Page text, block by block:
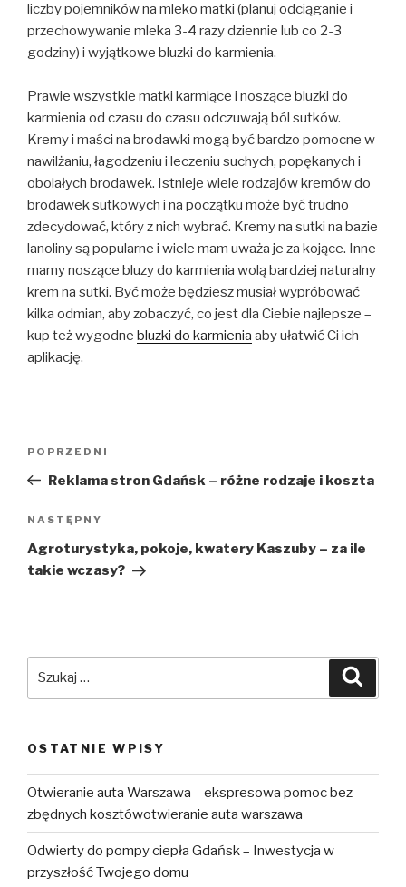
liczby pojemników na mleko matki (planuj odciąganie i
przechowywanie mleka 3-4 razy dziennie lub co 2-3
godziny) i wyjątkowe bluzki do karmienia.
Prawie wszystkie matki karmiące i noszące bluzki do
karmienia od czasu do czasu odczuwają ból sutków.
Kremy i maści na brodawki mogą być bardzo pomocne w
nawilżaniu, łagodzeniu i leczeniu suchych, popękanych i
obolałych brodawek. Istnieje wiele rodzajów kremów do
brodawek sutkowych i na początku może być trudno
zdecydować, który z nich wybrać. Kremy na sutki na bazie
lanoliny są popularne i wiele mam uważa je za kojące. Inne
mamy noszące bluzy do karmienia wolą bardziej naturalny
krem ​​na sutki. Być może będziesz musiał wypróbować
kilka odmian, aby zobaczyć, co jest dla Ciebie najlepsze –
kup też wygodne bluzki do karmienia aby ułatwić Ci ich
aplikację.
Poprzedni
wpis
POPRZEDNI
Reklama stron Gdańsk – różne rodzaje i koszta
Następny
wpis
NASTĘPNY
Agroturystyka, pokoje, kwatery Kaszuby – za ile
takie wczasy?
OSTATNIE WPISY
Otwieranie auta Warszawa – ekspresowa pomoc bez
zbędnych kosztówotwieranie auta warszawa
Odwierty do pompy ciepła Gdańsk – Inwestycja w
przyszłość Twojego domu